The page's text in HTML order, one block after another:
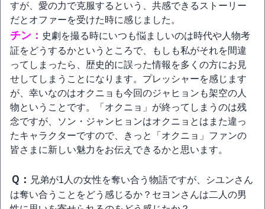
すが、愛の力で克服するという、共感できるストーリー
だとオファーを受けた時に感じました。
チン： 史劇を撮る時にいつも悩ましいのは時代や人物考
証をどうするかというところで、もしも私がそれを間違
ってしまったら、歴史的に誤った情報を多くの方にお見
せしてしまうことになります。プレッシャーを感じます
が、幸いなのはオクニョも今回のジャヒョンも架空の人
物ということです。「オクニョ」が終ってしまうのは残
念ですが、ソン・ジャンヒョンはオクニョとはまた違っ
たキャラクターですので、きっと「オクニョ」ファンの
皆さまに新しい魅力をお伝えできるかと思います。
Ｑ： 兄弟が1人の女性を奪い合う物語ですが、シユンさん
は奪い合うことをどう感じるか？セヨンさんは二人の男